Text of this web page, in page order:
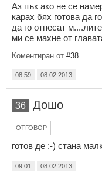
Аз пък ако не се
карах бях готова да
да го отнесат
ми се махне от
Коментиран от #38
08:59 08.02.2013
36 Дошо
ОТГОВОР
готов де :-) стана
09:01 08.02.2013